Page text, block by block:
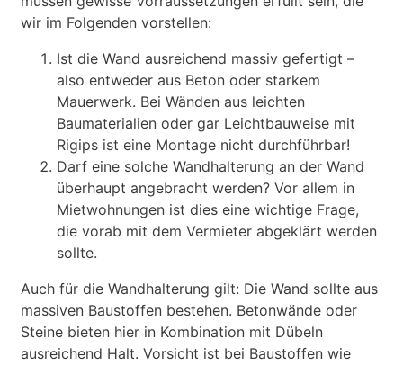
wir im Folgenden vorstellen:
Ist die Wand ausreichend massiv gefertigt –
also entweder aus Beton oder starkem
Mauerwerk. Bei Wänden aus leichten
Baumaterialien oder gar Leichtbauweise mit
Rigips ist eine Montage nicht durchführbar!
Darf eine solche Wandhalterung an der Wand
überhaupt angebracht werden? Vor allem in
Mietwohnungen ist dies eine wichtige Frage,
die vorab mit dem Vermieter abgeklärt werden
sollte.
Auch für die Wandhalterung gilt: Die Wand sollte aus
massiven Baustoffen bestehen. Betonwände oder
Steine bieten hier in Kombination mit Dübeln
ausreichend Halt. Vorsicht ist bei Baustoffen wie